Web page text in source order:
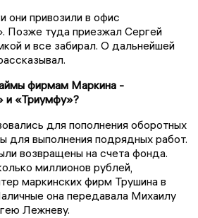
они привозили в офис
Позже туда приезжал Сергей
и все забирал. О дальнейшей
фирмам Маркина -
и «Триумфу»?
для пополнения оборотных
для выполнения подрядных работ.
возвращены на счета фонда.
миллионов рублей,
маркинских фирм Трушина в
она передавала Михаилу
Лежневу.